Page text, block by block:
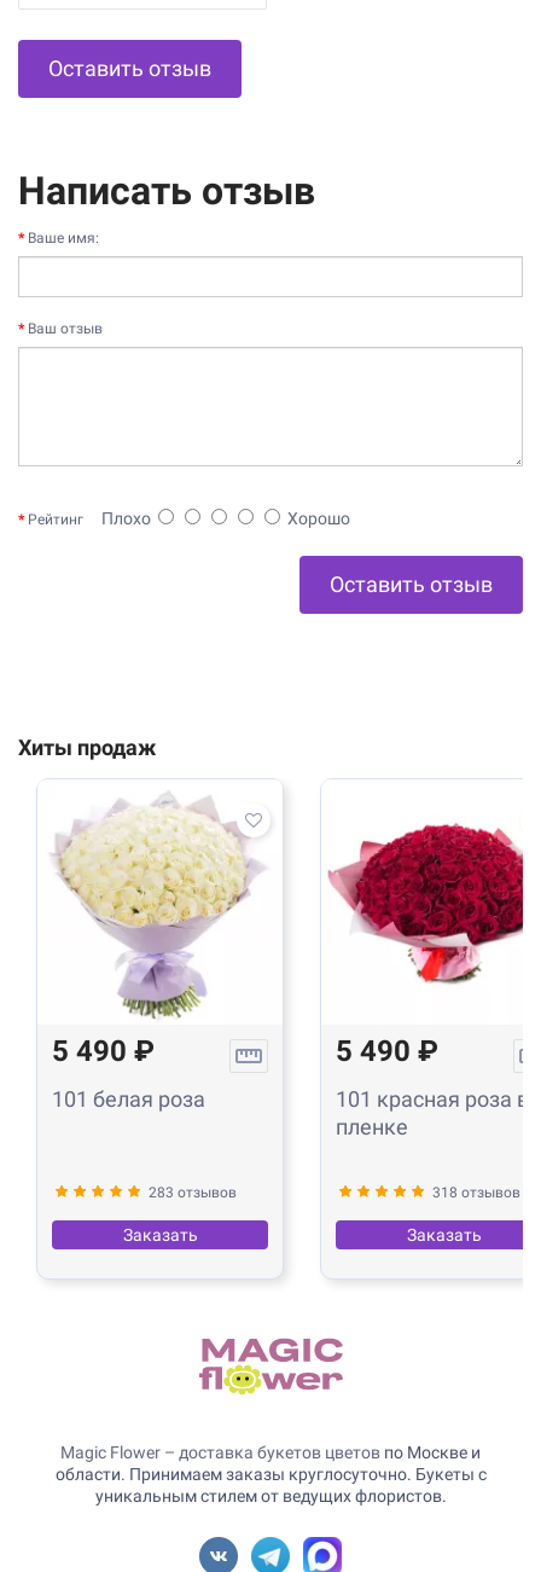
Оставить отзыв
Написать отзыв
Ваше имя:
Ваш отзыв
Рейтинг Плохо Хорошо
Оставить отзыв
Хиты продаж
5 490 ₽
101 белая роза
283 отзывов
Заказать
5 490 ₽
101 красная роза в
пленке
318 отзывов
Заказать
Magic Flower – доставка букетов цветов по Москве и
области. Принимаем заказы круглосуточно. Букеты с
уникальным стилем от ведущих флористов.